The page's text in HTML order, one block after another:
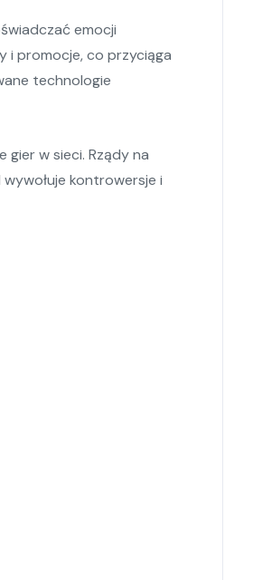
emocji
i promocje, co przyciąga
technologie
gier w sieci. Rządy na
kontrowersje i